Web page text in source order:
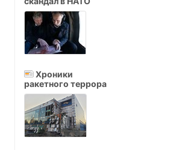
Хроники
ракетного террора